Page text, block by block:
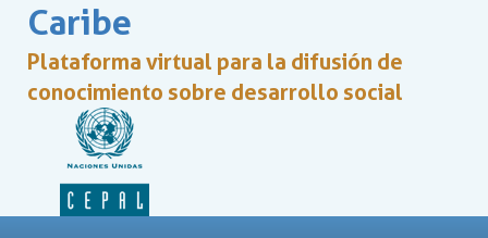
Caribe
Plataforma virtual para la difusión de
conocimiento sobre desarrollo social